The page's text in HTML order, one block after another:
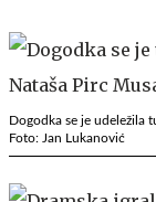
Dogodka se je udeležila
Foto: Jan Lukanović